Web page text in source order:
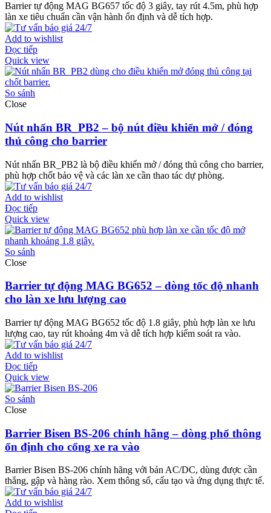
Barrier tự động MAG BG657 tốc độ 3 giây, tay rút 4.5m, phù hợp
làn xe tiêu chuẩn cần vận hành ổn định và dễ tích hợp.
Add to wishlist
Đọc tiếp
Quick view
So sánh
Close
Nút nhấn BR_PB2 – bộ nút điều khiển mở / đóng
thủ công cho barrier
Nút nhấn BR_PB2 là bộ điều khiển mở / đóng thủ công cho barrier,
phù hợp chốt bảo vệ và các làn xe cần thao tác dự phòng.
Add to wishlist
Đọc tiếp
Quick view
So sánh
Close
Barrier tự động MAG BG652 – dòng tốc độ nhanh
cho làn xe lưu lượng cao
Barrier tự động MAG BG652 tốc độ 1.8 giây, phù hợp làn xe lưu
lượng cao, tay rút khoảng 4m và dễ tích hợp kiểm soát ra vào.
Add to wishlist
Đọc tiếp
Quick view
So sánh
Close
Barrier Bisen BS-206 chính hãng – dòng phổ thông
ổn định cho cổng xe ra vào
Barrier Bisen BS-206 chính hãng với bản AC/DC, dùng được cần
thẳng, gập và hàng rào. Xem thông số, cấu tạo và ứng dụng thực tế.
Add to wishlist